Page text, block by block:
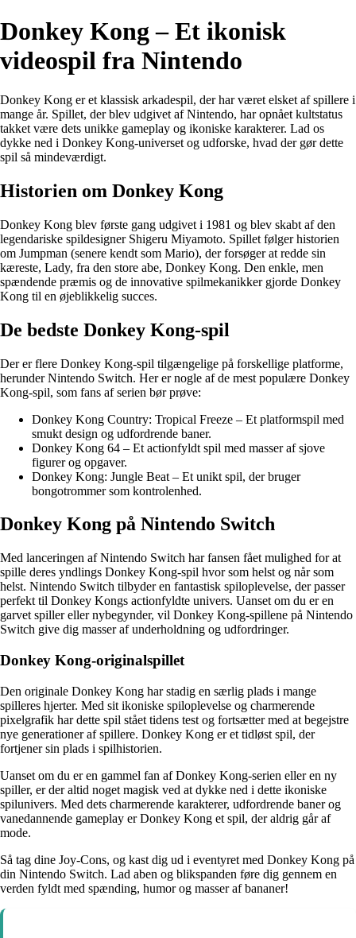
Donkey Kong – Et ikonisk
videospil fra Nintendo
Donkey Kong er et klassisk arkadespil, der har været elsket af spillere i
mange år. Spillet, der blev udgivet af Nintendo, har opnået kultstatus
takket være dets unikke gameplay og ikoniske karakterer. Lad os
dykke ned i Donkey Kong-universet og udforske, hvad der gør dette
spil så mindeværdigt.
Historien om Donkey Kong
Donkey Kong blev første gang udgivet i 1981 og blev skabt af den
legendariske spildesigner Shigeru Miyamoto. Spillet følger historien
om Jumpman (senere kendt som Mario), der forsøger at redde sin
kæreste, Lady, fra den store abe, Donkey Kong. Den enkle, men
spændende præmis og de innovative spilmekanikker gjorde Donkey
Kong til en øjeblikkelig succes.
De bedste Donkey Kong-spil
Der er flere Donkey Kong-spil tilgængelige på forskellige platforme,
herunder Nintendo Switch. Her er nogle af de mest populære Donkey
Kong-spil, som fans af serien bør prøve:
Donkey Kong Country: Tropical Freeze – Et platformspil med
smukt design og udfordrende baner.
Donkey Kong 64 – Et actionfyldt spil med masser af sjove
figurer og opgaver.
Donkey Kong: Jungle Beat – Et unikt spil, der bruger
bongotrommer som kontrolenhed.
Donkey Kong på Nintendo Switch
Med lanceringen af Nintendo Switch har fansen fået mulighed for at
spille deres yndlings Donkey Kong-spil hvor som helst og når som
helst. Nintendo Switch tilbyder en fantastisk spiloplevelse, der passer
perfekt til Donkey Kongs actionfyldte univers. Uanset om du er en
garvet spiller eller nybegynder, vil Donkey Kong-spillene på Nintendo
Switch give dig masser af underholdning og udfordringer.
Donkey Kong-originalspillet
Den originale Donkey Kong har stadig en særlig plads i mange
spilleres hjerter. Med sit ikoniske spiloplevelse og charmerende
pixelgrafik har dette spil stået tidens test og fortsætter med at begejstre
nye generationer af spillere. Donkey Kong er et tidløst spil, der
fortjener sin plads i spilhistorien.
Uanset om du er en gammel fan af Donkey Kong-serien eller en ny
spiller, er der altid noget magisk ved at dykke ned i dette ikoniske
spilunivers. Med dets charmerende karakterer, udfordrende baner og
vanedannende gameplay er Donkey Kong et spil, der aldrig går af
mode.
Så tag dine Joy-Cons, og kast dig ud i eventyret med Donkey Kong på
din Nintendo Switch. Lad aben og blikspanden føre dig gennem en
verden fyldt med spænding, humor og masser af bananer!